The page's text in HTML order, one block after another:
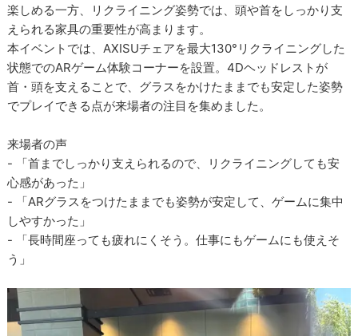
楽しめる一方、リクライニング姿勢では、頭や首をしっかり支
えられる家具の重要性が高まります。
本イベントでは、AXISUチェアを最大130°リクライニングした
状態でのARゲーム体験コーナーを設置。4Dヘッドレストが
首・頭を支えることで、グラスをかけたままでも安定した姿勢
でプレイできる点が来場者の注目を集めました。
来場者の声
- 「首までしっかり支えられるので、リクライニングしても安
心感があった」
- 「ARグラスをつけたままでも姿勢が安定して、ゲームに集中
しやすかった」
- 「長時間座っても疲れにくそう。仕事にもゲームにも使えそ
う」